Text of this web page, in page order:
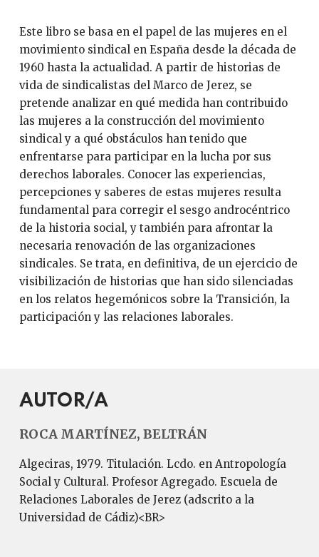
Este libro se basa en el papel de las mujeres en el
movimiento sindical en España desde la década de
1960 hasta la actualidad. A partir de historias de
vida de sindicalistas del Marco de Jerez, se
pretende analizar en qué medida han contribuido
las mujeres a la construcción del movimiento
sindical y a qué obstáculos han tenido que
enfrentarse para participar en la lucha por sus
derechos laborales. Conocer las experiencias,
percepciones y saberes de estas mujeres resulta
fundamental para corregir el sesgo androcéntrico
de la historia social, y también para afrontar la
necesaria renovación de las organizaciones
sindicales. Se trata, en definitiva, de un ejercicio de
visibilización de historias que han sido silenciadas
en los relatos hegemónicos sobre la Transición, la
participación y las relaciones laborales.
AUTOR/A
ROCA MARTÍNEZ, BELTRÁN
Algeciras, 1979. Titulación. Lcdo. en Antropología
Social y Cultural. Profesor Agregado. Escuela de
Relaciones Laborales de Jerez (adscrito a la
Universidad de Cádiz)<BR>